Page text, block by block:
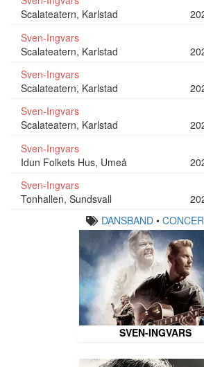
Scalateatern, Karlstad
Sven-Ingvars
Scalateatern, Karlstad
Sven-Ingvars
Scalateatern, Karlstad
Sven-Ingvars
Scalateatern, Karlstad
Sven-Ingvars
Idun Folkets Hus, Umeå
Sven-Ingvars
Tonhallen, Sundsvall
DANSBAND•
SVEN-INGVARS